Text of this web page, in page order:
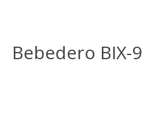
Bebedero BIX-9